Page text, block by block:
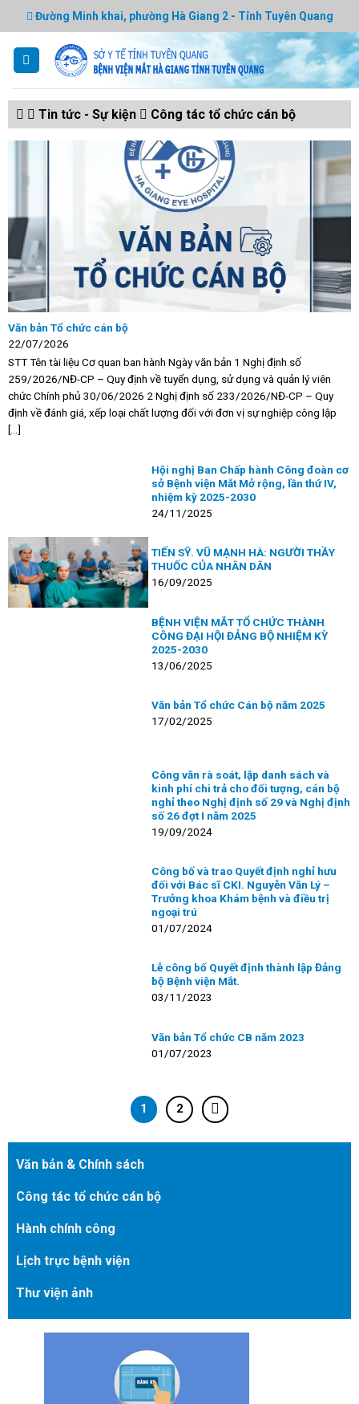
to
content
Đường Minh khai, phường Hà Giang 2 - Tỉnh Tuyên Quang
Tin tức - Sự kiện Công tác tổ chức cán bộ
Văn bản Tổ chức cán bộ
22/07/2026
STT Tên tài liệu Cơ quan ban hành Ngày văn bản 1 Nghị định số
259/2026/NĐ-CP – Quy định về tuyển dụng, sử dụng và quản lý viên
chức Chính phủ 30/06/2026 2 Nghị định số 233/2026/NĐ-CP – Quy
định về đánh giá, xếp loại chất lượng đối với đơn vị sự nghiệp công lập
[...]
Hội nghị Ban Chấp hành Công đoàn cơ
sở Bệnh viện Mắt Mở rộng, lần thứ IV,
nhiệm kỳ 2025-2030
24/11/2025
TIẾN SỸ. VŨ MẠNH HÀ: NGƯỜI THẦY
THUỐC CỦA NHÂN DÂN
16/09/2025
BỆNH VIỆN MẮT TỔ CHỨC THÀNH
CÔNG ĐẠI HỘI ĐẢNG BỘ NHIỆM KỲ
2025-2030
13/06/2025
Văn bản Tổ chức Cán bộ năm 2025
17/02/2025
Công văn rà soát, lập danh sách và
kinh phí chi trả cho đối tượng, cán bộ
nghỉ theo Nghị định số 29 và Nghị định
số 26 đợt I năm 2025
19/09/2024
Công bố và trao Quyết định nghỉ hưu
đối với Bác sĩ CKI. Nguyễn Văn Lý –
Trưởng khoa Khám bệnh và điều trị
ngoại trú
01/07/2024
Lễ công bố Quyết định thành lập Đảng
bộ Bệnh viện Mắt.
03/11/2023
Văn bản Tổ chức CB năm 2023
01/07/2023
1 2
Văn bản & Chính sách
Công tác tổ chức cán bộ
Hành chính công
Lịch trực bệnh viện
Thư viện ảnh